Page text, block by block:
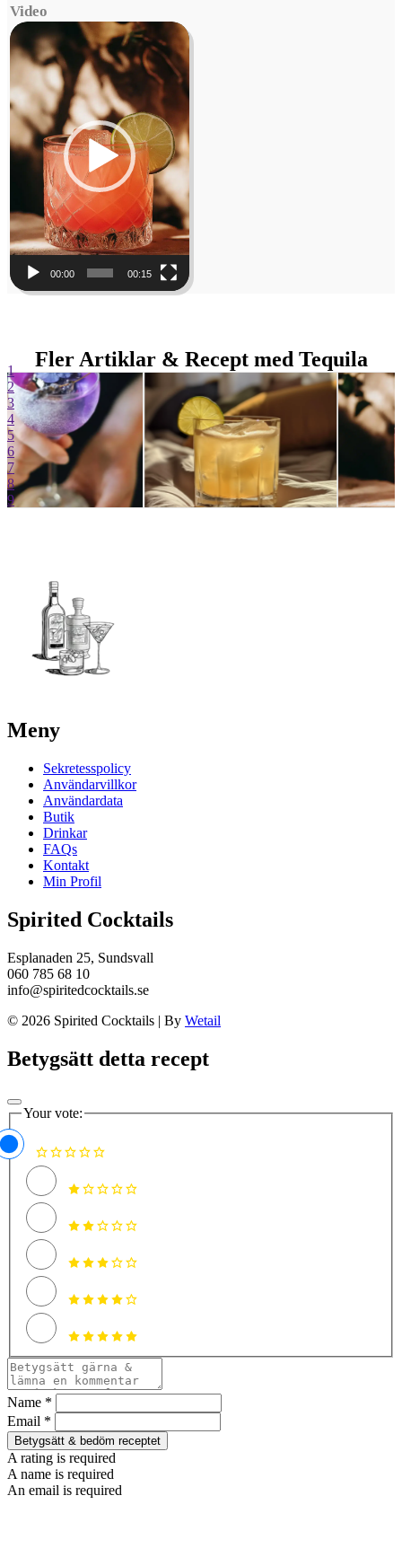
Video
Video
Player
00:00 00:15
Fler Artiklar & Recept med Tequila
1
2
3
4
5
6
7
8
9
Meny
Sekretesspolicy
Användarvillkor
Användardata
Butik
Drinkar
FAQs
Kontakt
Min Profil
Spirited Cocktails
Esplanaden 25, Sundsvall
060 785 68 10
info@spiritedcocktails.se
© 2026 Spirited Cocktails | By Wetail
Betygsätt detta recept
Your vote:
Name *
Email *
Betygsätt & bedöm receptet
A rating is required
A name is required
An email is required